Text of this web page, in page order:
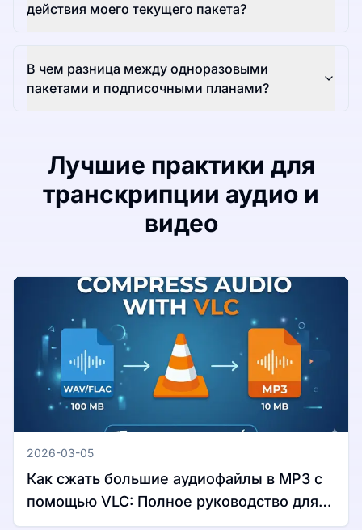
действия моего текущего пакета?
В чем разница между одноразовыми
пакетами и подписочными планами?
Лучшие практики для
транскрипции аудио и
видео
2026-03-05
Как сжать большие аудиофайлы в MP3 с
помощью VLC: Полное руководство для
Windows и Mac